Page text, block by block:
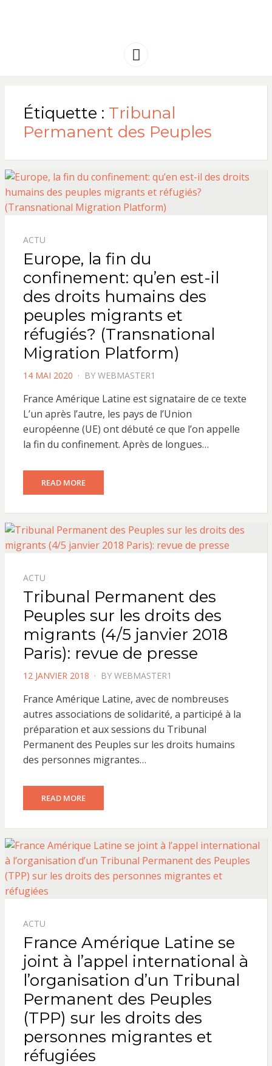
AMERIQUE
Menu
Étiquette : Tribunal
Permanent des Peuples
ACTU
Europe, la fin du
confinement: qu’en est-il
des droits humains des
peuples migrants et
réfugiés? (Transnational
Migration Platform)
POSTED
14 MAI 2020 BY WEBMASTER1
France Amérique Latine est signataire de ce texte
L’un après l’autre, les pays de l’Union
européenne (UE) ont débuté ce que l’on appelle
la fin du confinement. Après de longues…
READ MORE
ACTU
Tribunal Permanent des
Peuples sur les droits des
migrants (4/5 janvier 2018
Paris): revue de presse
POSTED
12 JANVIER 2018 BY WEBMASTER1
France Amérique Latine, avec de nombreuses
autres associations de solidarité, a participé à la
préparation et aux sessions du Tribunal
Permanent des Peuples sur les droits humains
des personnes migrantes…
READ MORE
ACTU
France Amérique Latine se
joint à l’appel international à
l’organisation d’un Tribunal
Permanent des Peuples
(TPP) sur les droits des
personnes migrantes et
réfugiées